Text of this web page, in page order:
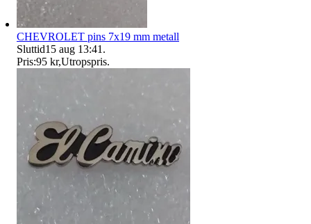
CHEVROLET pins 7x19 mm metall
Sluttid15 aug 13:41 .
Pris:95 kr,Utropspris.